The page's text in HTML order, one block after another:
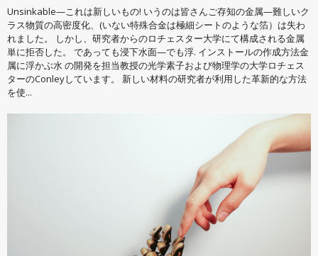
Unsinkable—これは新しいもの! いうのは皆さんご存知の金属—難しいク
ラス物質の高密度化、(いない特殊合金は極細シートのような箔）は失わ
れました。 しかし、研究者からのロチェスター大学にて構成される金属
単に拒否した。 であっても浸下水面—でも浮. インストールの作成方法金
属に浮かぶ水 の開発を担当教授の光学素子および物理学の大学ロチェス
ターのConleyしています。 新しい材料の研究者が利用した革新的な方法
を使...